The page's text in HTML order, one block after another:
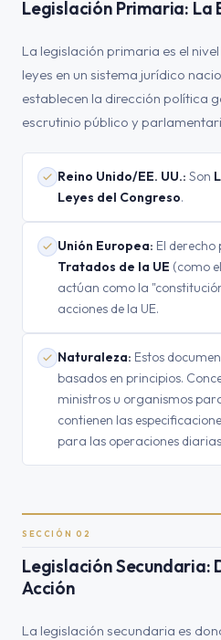
Legislación Primaria: La
La legislación primaria es el
leyes en un sistema jurídico
establecen la dirección política
escrutinio público y
Reino Unido/EE. UU.: Son
Leyes del Congreso.
Unión Europea: El derecho
Tratados de la UE (como
actúan como la
acciones de la UE.
Naturaleza: Estos
basados en principios.
ministros u organismos
contienen las
para las operaciones
SECCIÓN 02
Legislación Secundaria:
Acción
La legislación secundaria es